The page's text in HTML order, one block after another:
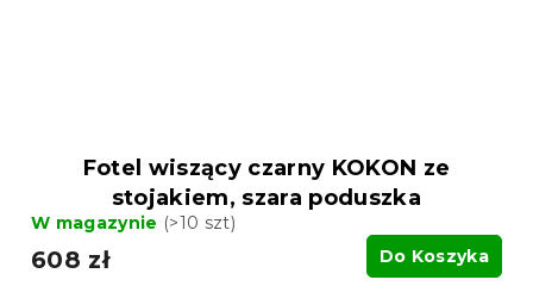
Fotel wiszący czarny KOKON ze
stojakiem, szara poduszka
W magazynie (>10 szt)
608 zł Do Koszyka